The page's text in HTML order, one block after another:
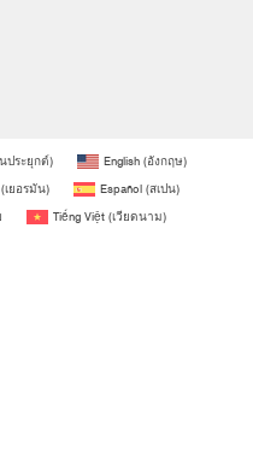
ประยุกต์) English (อังกฤษ)
เยอรมัน) Español(สเปน)
Tiếng Việt(เวียดนาม)